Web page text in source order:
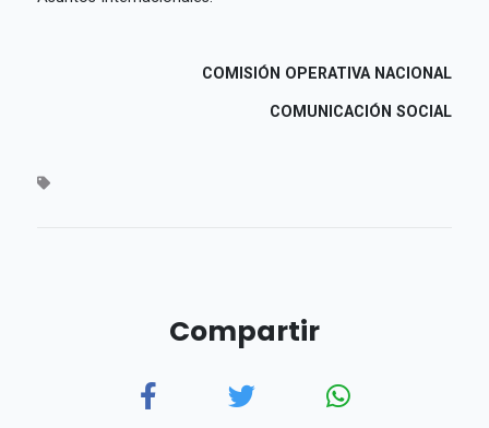
COMISIÓN OPERATIVA NACIONAL
COMUNICACIÓN SOCIAL
Compartir